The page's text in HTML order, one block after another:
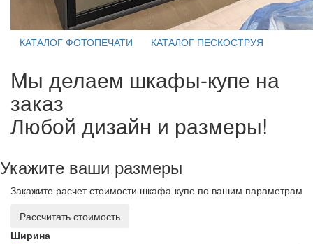
КАТАЛОГ ФОТОПЕЧАТИ КАТАЛОГ ПЕСКОСТРУЯ
Мы делаем шкафы-купе на
заказ
Любой дизайн и размеры!
Укажите ваши размеры
Закажите расчет стоимости шкафа-купе по вашим параметрам
Рассчитать стоимость
Ширина